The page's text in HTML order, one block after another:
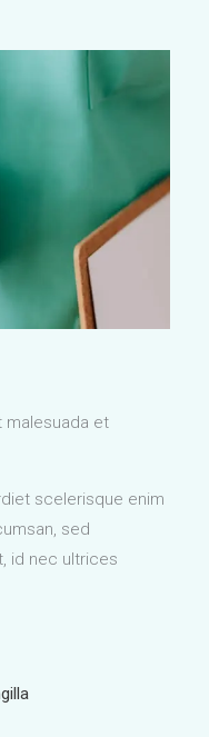
malesuada et
scelerisque enim
sed
id nec ultrices